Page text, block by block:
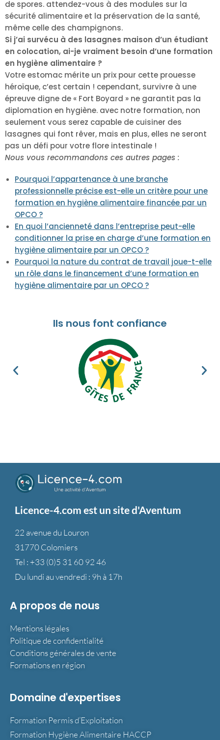
de spores. attendez-vous à des modules sur la
sécurité alimentaire et la préservation de la santé,
même celle des champignons.
Si j’ai survécu à des lasagnes maison d’un étudiant
en colocation, ai-je vraiment besoin d’une formation
en hygiène alimentaire ?
Votre estomac mérite un prix pour cette prouesse
héroïque, c’est certain ! cependant, survivre à une
épreuve digne de « Fort Boyard » ne garantit pas la
diplomation en hygiène. avec notre formation, non
seulement vous serez capable de cuisiner des
lasagnes qui font rêver, mais en plus, elles ne seront
pas un défi pour votre flore intestinale !
Nous vous recommandons ces autres pages :
Pourquoi l’appartenance à une branche
professionnelle précise est-elle un critère pour une
formation en hygiène alimentaire financée par un
OPCO ?
En quoi l’ancienneté dans l’entreprise peut-elle
conditionner la prise en charge d’une formation en
hygiène alimentaire par un OPCO ?
Pourquoi la nature du contrat de travail joue-t-elle
un rôle dans le financement d’une formation en
hygiène alimentaire par un OPCO ?
Ils nous font confiance
Licence-4.com est un site d'Aventum
22 avenue du Louron
31770 Colomiers
Tel : +33 (0)5 31 60 92 46
Du lundi au vendredi : 9h à 17h
A propos de nous
Mentions légales
Politique de confidentialité
Conditions générales de vente
Formations en région
Domaine d'expertises
Formation Permis d’Exploitation
Formation Hygiène Alimentaire HACCP